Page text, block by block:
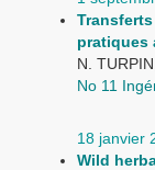
pratiques
N.
No 11
18 janvier
Wild